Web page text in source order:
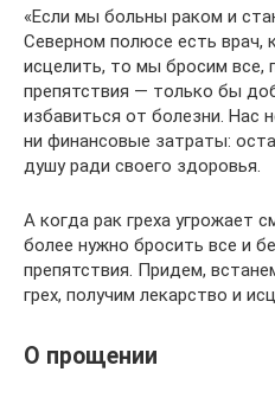
«Если мы больны раком и
Северном полюсе есть врач,
исцелить, то мы бросим все,
препятствия — только бы
избавиться от болезни. Нас
ни финансовые затраты:
душу ради своего здоровья.
А когда рак греха угрожает
более нужно бросить все и
препятствия. Придем,
грех, получим лекарство и
О прощении